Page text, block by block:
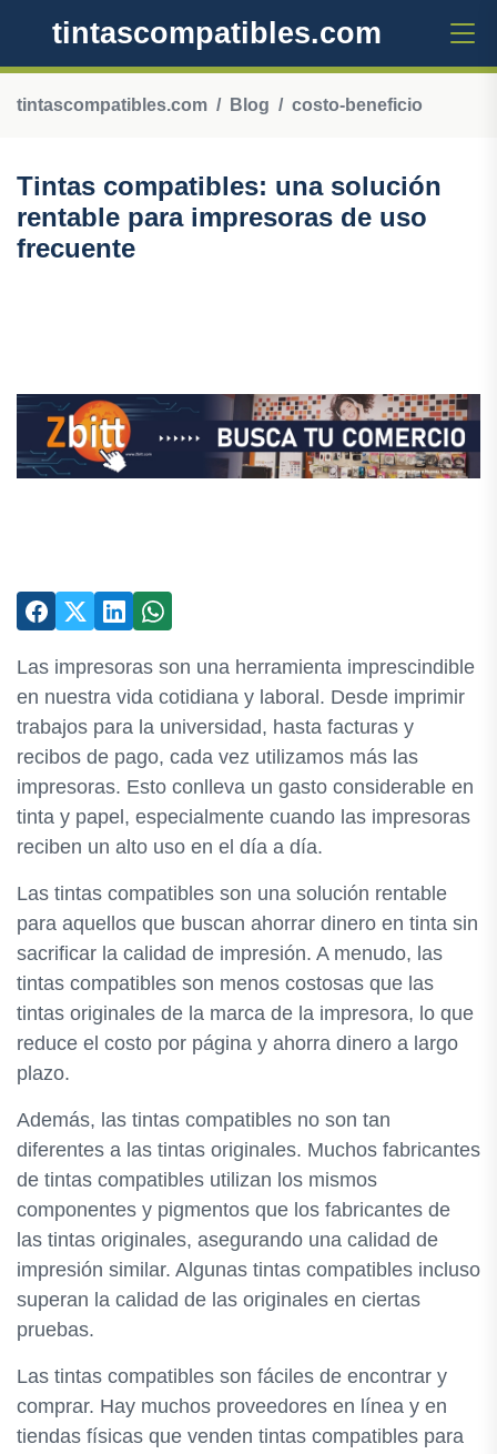
tintascompatibles.com
tintascompatibles.com Blog costo-beneficio
Tintas compatibles: una solución
rentable para impresoras de uso
frecuente
Las impresoras son una herramienta imprescindible
en nuestra vida cotidiana y laboral. Desde imprimir
trabajos para la universidad, hasta facturas y
recibos de pago, cada vez utilizamos más las
impresoras. Esto conlleva un gasto considerable en
tinta y papel, especialmente cuando las impresoras
reciben un alto uso en el día a día.
Las tintas compatibles son una solución rentable
para aquellos que buscan ahorrar dinero en tinta sin
sacrificar la calidad de impresión. A menudo, las
tintas compatibles son menos costosas que las
tintas originales de la marca de la impresora, lo que
reduce el costo por página y ahorra dinero a largo
plazo.
Además, las tintas compatibles no son tan
diferentes a las tintas originales. Muchos fabricantes
de tintas compatibles utilizan los mismos
componentes y pigmentos que los fabricantes de
las tintas originales, asegurando una calidad de
impresión similar. Algunas tintas compatibles incluso
superan la calidad de las originales en ciertas
pruebas.
Las tintas compatibles son fáciles de encontrar y
comprar. Hay muchos proveedores en línea y en
tiendas físicas que venden tintas compatibles para